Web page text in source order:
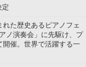
定
れた歴史あるピアノフェ
ノ演奏会」に先駆け、プ
開催。世界で活躍する一